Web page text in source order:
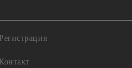
Регистрация
Контакт